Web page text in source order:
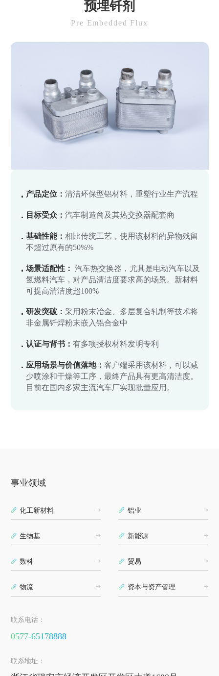
预埋钎剂
Pre Embedded Flux
产品定位：清洁环保型铝材料，重塑行业生产流程
目标受众：汽车制造商及其热交换器配套商
基础性能：相比传统工艺，使用该材料的异物残留
不超过原有的50%%
场景适配性：汽车热交换器，尤其是电动汽车以及
氢燃料汽车，对产品清洁度要求高的场景。新材料
可提高清洁度超100%
研发突破：采用粉末冶金、多层复合轧制等技术将
非金属钎焊粉末嵌入铝合金中
认证与背书：有多项授权材料发明专利
应用场景与价值落地：客户端采用该材料，可以减
少喷涂和干燥等工序，最终产品具有更高清洁度。
目前在国内多家主流汽车厂实现批量应用。
事业领域
化工新材料 铝业
生物基 新能源
数科 贸易
物流 资本与资产管理
联系电话：
0577-65178888
联系地址：